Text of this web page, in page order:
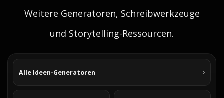
Weitere Generatoren, Schreibwerkzeuge
und Storytelling-Ressourcen.
Alle Ideen-Generatoren